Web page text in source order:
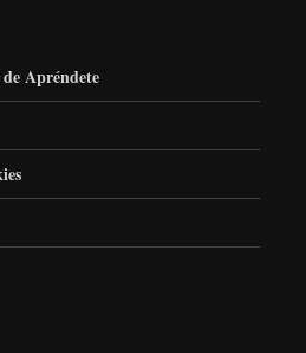
Apréndete